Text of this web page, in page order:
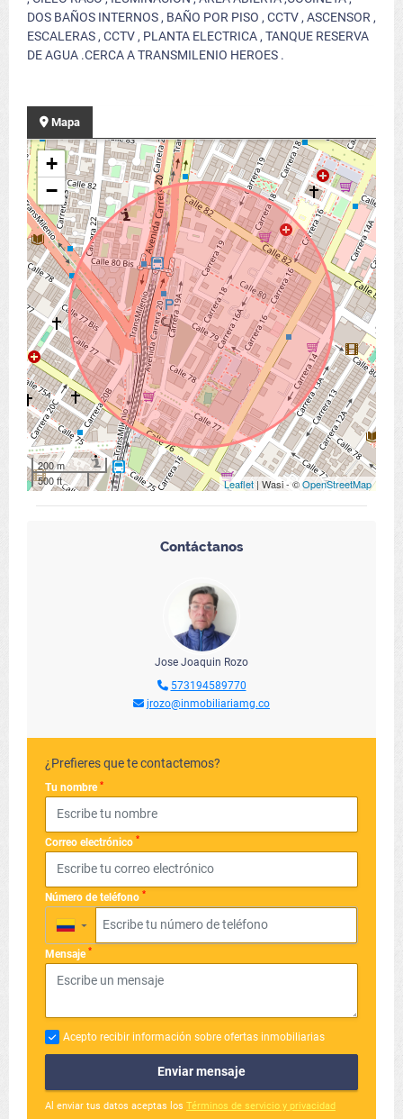
DOS BAÑOS INTERNOS , BAÑO POR PISO , CCTV , ASCENSOR ,
ESCALERAS , CCTV , PLANTA ELECTRICA , TANQUE RESERVA
DE AGUA .CERCA A TRANSMILENIO HEROES .
Mapa
+
−
200 m
500 ft
Leaflet | Wasi - ©OpenStreetMap
Contáctanos
Jose Joaquin Rozo
573194589770
jrozo@inmobiliariamg.co
¿Prefieres que te contactemos?
Tu nombre *
Correo electrónico *
Número de teléfono *
▼
Mensaje *
Acepto recibir información sobre ofertas inmobiliarias
Enviar mensaje
Al enviar tus datos aceptas los Términos de servicio y privacidad